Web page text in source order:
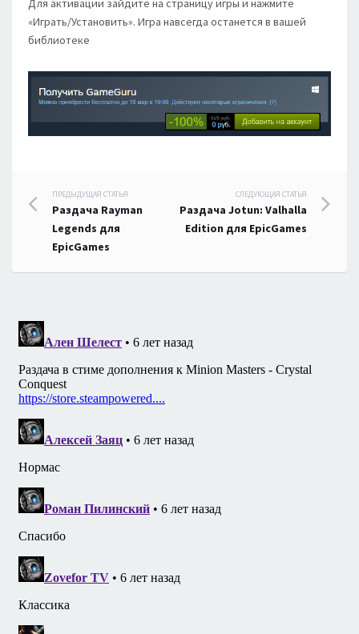
Для активации зайдите на страницу игры и нажмите
«Играть/Установить». Игра навсегда останется в вашей
библиотеке
Навигация
по
записям
ПРЕДЫДУЩАЯ СТАТЬЯ
Раздача Rayman
Legends для
EpicGames
СЛЕДУЮЩАЯ СТАТЬЯ
Раздача Jotun: Valhalla
Edition для EpicGames